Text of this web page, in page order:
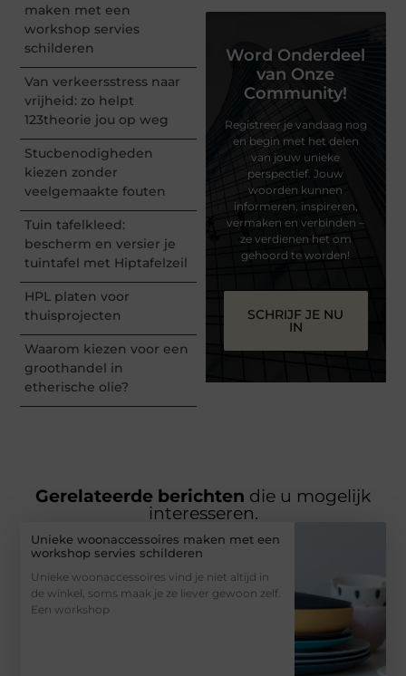
maken met een
workshop servies
schilderen
Van verkeersstress naar
vrijheid: zo helpt
123theorie jou op weg
Stucbenodigheden
kiezen zonder
veelgemaakte fouten
Tuin tafelkleed:
bescherm en versier je
tuintafel met Hiptafelzeil
HPL platen voor
thuisprojecten
Waarom kiezen voor een
groothandel in
etherische olie?
Word Onderdeel
van Onze
Community!
Registreer je vandaag nog
en begin met het delen
van jouw unieke
perspectief. Jouw
woorden kunnen
informeren, inspireren,
vermaken en verbinden –
ze verdienen het om
gehoord te worden!
SCHRIJF JE NU
IN
Gerelateerde berichten die u mogelijk
interesseren.
Unieke woonaccessoires maken met een
workshop servies schilderen
Unieke woonaccessoires vind je niet altijd in
de winkel, soms maak je ze liever gewoon zelf.
Een workshop